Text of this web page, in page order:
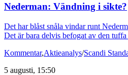
Nederman: Vändning i sikte?
Det har blåst snåla vindar runt
Det är bara delvis befogat av den tuffa
Kommentar,Aktieanalys/Scandi
5 augusti, 15:50